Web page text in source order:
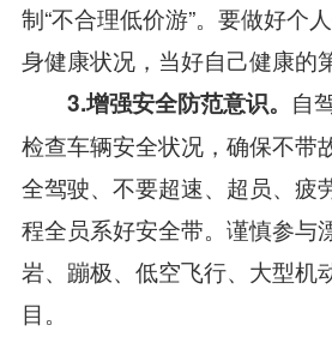
制“不合理低价游”。要做好个
身健康状况，当好自己健康的
3.增强安全防范意识。 自
检查车辆安全状况，确保不带
全驾驶、不要超速、超员、疲
程全员系好安全带。谨慎参与
岩、蹦极、低空飞行、大型机
目。